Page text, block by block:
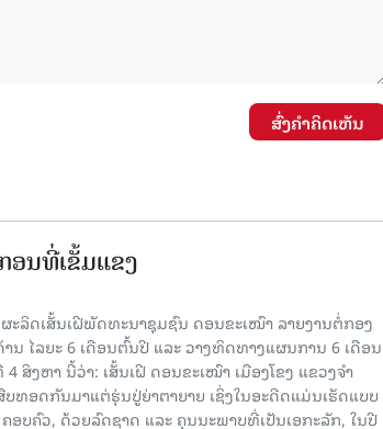
ສົ່ງຄໍາຄິດເຫັນ
ນທີ່ເຂັ້ມແຂງ
ລິດເສັ້ນເຝີພັດທະນາຊຸມຊົນ ດອນຂະເໝົາ ລາຍງານຕໍ່ກອງ
ໄລຍະ 6 ເດືອນຕົ້ນປີ ແລະ ວາງທິດທາງແຜນການ 6 ເດືອນ
ສິງຫາ ນີ້ວ່າ: ເສັ້ນເຝີ ດອນຂະເໝົາ ເມືອງໂຂງ ແຂວງຈຳ
ທອດກັນມາແຕ່ຮຸ່ນປູ່ຍ່າຕາຍາຍ ເຊິ່ງໃນອະດີດແມ່ນເຮັດແບບ
ອບຄົວ, ດ້ວຍລົດຊາດ ແລະ ຄຸນນະພາບທີ່ເປັນເອກະລັກ, ໃນປີ